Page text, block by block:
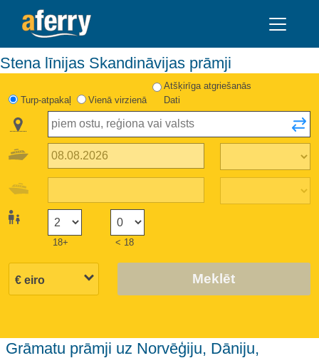
Stena līnijas Skandināvijas prāmji
Turp-atpakaļ Vienā virzienā
Atšķirīga atgriešanās
Dati
18+ < 18
Meklēt
Grāmatu prāmji uz Norvēģiju, Dāniju,